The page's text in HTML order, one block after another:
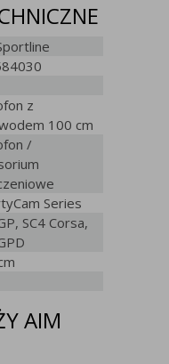
z
100 cm
/
Series
SC4 Corsa,
AIM